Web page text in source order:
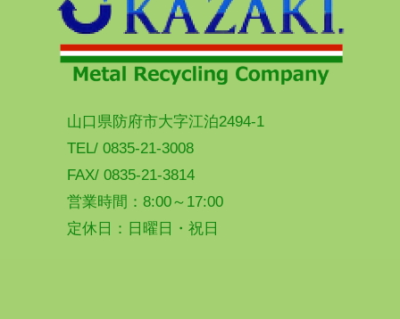
山口県防府市大字江泊2494-1
TEL/ 0835-21-3008
FAX/ 0835-21-3814
営業時間：8:00～17:00
定休日：日曜日・祝日